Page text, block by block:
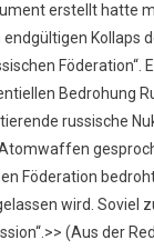
erstellt hatte
Kollaps
Föderation“.
Bedrohung
russische
Föderation
wird. Soviel
(Aus der